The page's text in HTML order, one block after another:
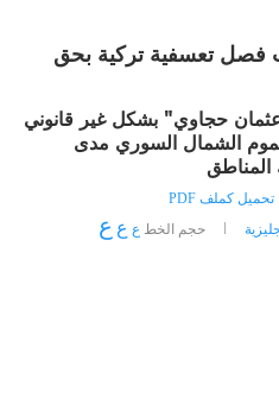
تعسفية تركية بحق
حجاوي" بشكل غير قانوني
الشمال السوري مدى
المناطق
تحميل كملف PDF
حجم الخط ع ع ع